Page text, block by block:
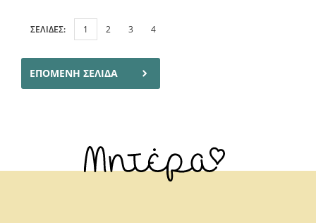
ΣΕΛΙΔΕΣ: 1 2 3 4
ΕΠΟΜΕΝΗ ΣΕΛΙΔΑ